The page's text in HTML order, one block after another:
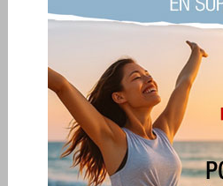
Je fais briller
A la recherche du
Après la lecture du livre de Cécile « Faites
partager quelques réflexions ou idées que ce